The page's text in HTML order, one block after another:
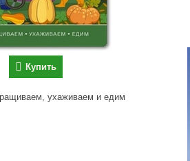
Купить
ухаживаем и едим